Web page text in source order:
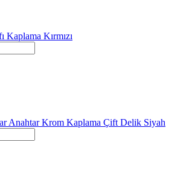
Kaplama Kırmızı
Anahtar Krom Kaplama Çift Delik Siyah